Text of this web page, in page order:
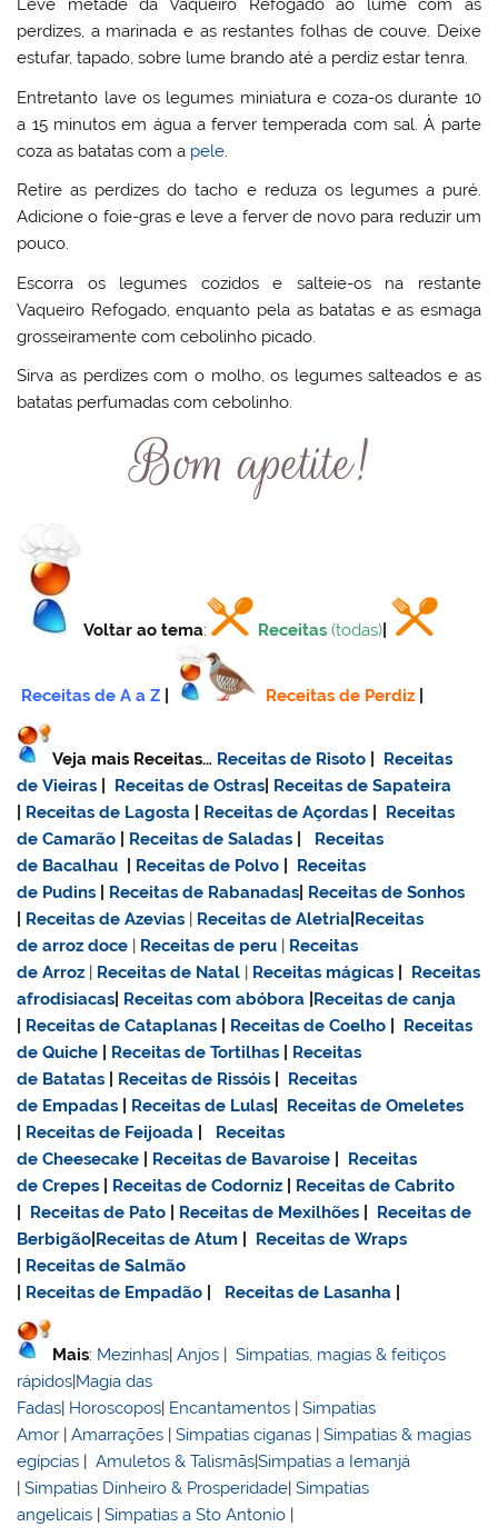
Leve metade da Vaqueiro Refogado ao lume com as
perdizes, a marinada e as restantes folhas de couve. Deixe
estufar, tapado, sobre lume brando até a perdiz estar tenra.
Entretanto lave os legumes miniatura e coza-os durante 10
a 15 minutos em água a ferver temperada com sal. À parte
coza as batatas com a pele.
Retire as perdizes do tacho e reduza os legumes a puré.
Adicione o foie-gras e leve a ferver de novo para reduzir um
pouco.
Escorra os legumes cozidos e salteie-os na restante
Vaqueiro Refogado, enquanto pela as batatas e as esmaga
grosseiramente com cebolinho picado.
Sirva as perdizes com o molho, os legumes salteados e as
batatas perfumadas com cebolinho.
Voltar ao tema: Receitas (todas)
Receitas de A a Z Receitas de Perdiz
Veja mais Receitas… Receitas de Risoto
Receitas
de Vieiras
Receitas de Ostras Receitas de Sapateira
Receitas de Lagosta Receitas de Açordas
Receitas
de Camarão
Receitas de Saladas
Receitas
de Bacalhau
Receitas de Polvo
Receitas
de Pudins
Receitas de Rabanadas Receitas de Sonhos
Receitas de Azevias | Receitas de Aletria Receitas
dearroz doce | Receitas de peru | Receitas
de Arroz | Receitas de Natal | Receitas mágicas
Receitas
afrodisiacas Receitas com abóbora Receitas de canja
Receitas de Cataplanas Receitas de Coelho
Receitas
de Quiche
Receitas de Tortilhas
Receitas
de Batatas
Receitas de Rissóis
Receitas
de Empadas
Receitas de Lulas
Receitas de Omeletes
Receitas de Feijoada
Receitas
de Cheesecake
Receitas de Bavaroise
Receitas
de Crepes
Receitas de Codorniz
Receitas de Cabrito
Receitas de Pato Receitas de Mexilhões
Receitas de
Berbigão Receitas de Atum
Receitas de Wraps
Receitas de Salmão
Receitas de Empadão Receitas de Lasanha
Mais: Mezinhas|Anjos |Simpatias, magias & feitiços
rápidos|Magia das
Fadas| Horoscopos| Encantamentos |Simpatias
Amor |Amarrações |Simpatias ciganas |Simpatias & magias
egípcias |Amuletos & Talismãs|Simpatias a Iemanjá
|Simpatias Dinheiro & Prosperidade|Simpatias
angelicais |Simpatias a Sto Antonio |